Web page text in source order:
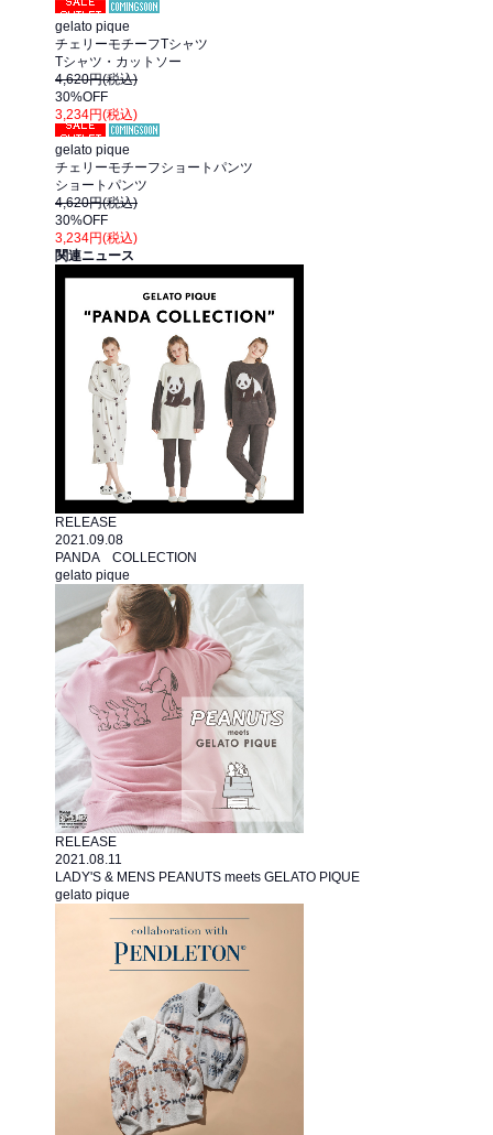
セール
SOLDOUT
gelato pique
チェリーモチーフTシャツ
Tシャツ・カットソー
4,620円(税込)
30%OFF
3,234円(税込)
セール
SOLDOUT
gelato pique
チェリーモチーフショートパンツ
ショートパンツ
4,620円(税込)
30%OFF
3,234円(税込)
関連ニュース
RELEASE
2021.09.08
PANDA COLLECTION
gelato pique
RELEASE
2021.08.11
LADY'S & MENS PEANUTS meets GELATO PIQUE
gelato pique